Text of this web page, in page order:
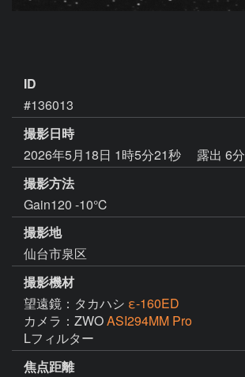
ID
#136013
撮影日時
2026年5月18日 1時5分21秒
露出 6分
撮影方法
Gain120 -10℃
撮影地
仙台市泉区
撮影機材
望遠鏡：タカハシ ε-160ED
カメラ：ZWOASI294MM Pro
Lフィルター
焦点距離